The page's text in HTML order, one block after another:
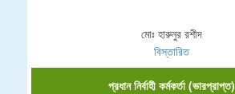
মোঃ হারুনুর রশীদ
বিস্তারিত
প্রধান নির্বাহী কর্মকর্তা (ভারপ্রাপ্ত)